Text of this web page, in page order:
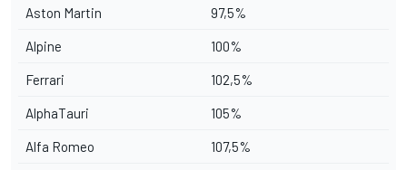
Aston Martin 97,5%
Alpine 100%
Ferrari 102,5%
AlphaTauri 105%
Alfa Romeo 107,5%